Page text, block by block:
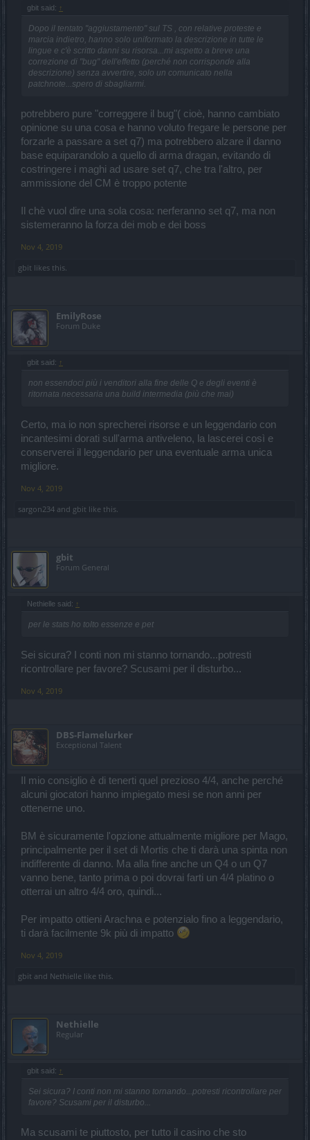
gbit said: ↑
Dopo il tentato "aggiustamento" sul TS , con relative proteste e
marcia indietro, hanno solo uniformato la descrizione in tutte le
lingue e c'è scritto danni su risorsa...mi aspetto a breve una
correzione di "bug" dell'effetto (perché non corrisponde alla
descrizione) senza avvertire, solo un comunicato nella
patchnote...spero di sbagliarmi.
potrebbero pure "correggere il bug"( cioè, hanno cambiato
opinione su una cosa e hanno voluto fregare le persone per
forzarle a passare a set q7) ma potrebbero alzare il danno
base equiparandolo a quello di arma dragan, evitando di
costringere i maghi ad usare set q7, che tra l'altro, per
ammissione del CM è troppo potente
Il chè vuol dire una sola cosa: nerferanno set q7, ma non
sistemeranno la forza dei mob e dei boss
Nov 4, 2019
gbit likes this.
EmilyRose
Forum Duke
gbit said: ↑
non essendoci più i venditori alla fine delle Q e degli eventi è
ritornata necessaria una build intermedia (più che mai)
Certo, ma io non sprecherei risorse e un leggendario con
incantesimi dorati sull'arma antiveleno, la lascerei così e
conserverei il leggendario per una eventuale arma unica
migliore.
Nov 4, 2019
sargon234 and gbit like this.
gbit
Forum General
Nethielle said: ↑
per le stats ho tolto essenze e pet
Sei sicura? I conti non mi stanno tornando...potresti
ricontrollare per favore? Scusami per il disturbo...
Nov 4, 2019
DBS-Flamelurker
Exceptional Talent
Il mio consiglio è di tenerti quel prezioso 4/4, anche perché
alcuni giocatori hanno impiegato mesi se non anni per
ottenerne uno.
BM è sicuramente l'opzione attualmente migliore per Mago,
principalmente per il set di Mortis che ti darà una spinta non
indifferente di danno. Ma alla fine anche un Q4 o un Q7
vanno bene, tanto prima o poi dovrai farti un 4/4 platino o
otterrai un altro 4/4 oro, quindi...
Per impatto ottieni Arachna e potenzialo fino a leggendario,
ti darà facilmente 9k più di impatto
Nov 4, 2019
gbit and Nethielle like this.
Nethielle
Regular
gbit said: ↑
Sei sicura? I conti non mi stanno tornando...potresti ricontrollare per
favore? Scusami per il disturbo...
Ma scusami te piuttosto, per tutto il casino che sto